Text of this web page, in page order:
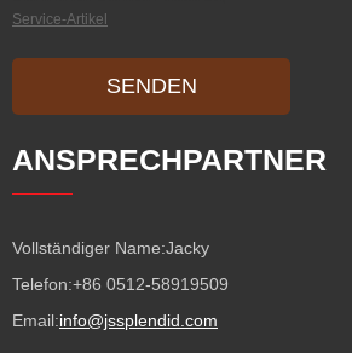
Service-Artikel
SENDEN
ANSPRECHPARTNER
Vollständiger Name:Jacky
Telefon:+86 0512-58919509
Email:info@jssplendid.com